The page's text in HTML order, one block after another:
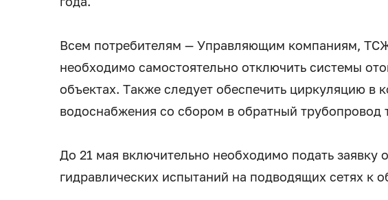
Всем потребителям — Управляющим компаниям,
необходимо самостоятельно отключить системы
объектах. Также следует обеспечить циркуляцию в
водоснабжения со сбором в обратный трубопровод
До 21 мая включительно необходимо подать заявку
гидравлических испытаний на подводящих сетях к